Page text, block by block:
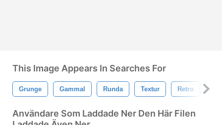
This Image Appears In Searches For
Grunge Gammal Runda Textur Retro
Användare Som Laddade Ner Den Här Filen